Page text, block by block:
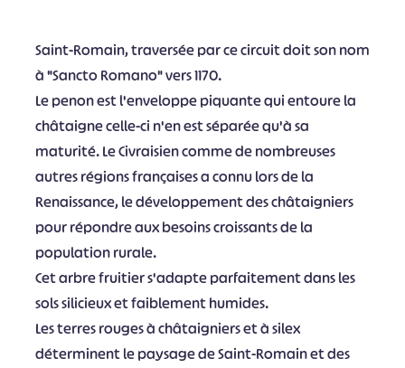
Saint-Romain, traversée par ce circuit doit son nom
à "Sancto Romano" vers 1170.
Le penon est l'enveloppe piquante qui entoure la
châtaigne celle-ci n'en est séparée qu'à sa
maturité. Le Civraisien comme de nombreuses
autres régions françaises a connu lors de la
Renaissance, le développement des châtaigniers
pour répondre aux besoins croissants de la
population rurale.
Cet arbre fruitier s'adapte parfaitement dans les
sols silicieux et faiblement humides.
Les terres rouges à châtaigniers et à silex
déterminent le paysage de Saint-Romain et des